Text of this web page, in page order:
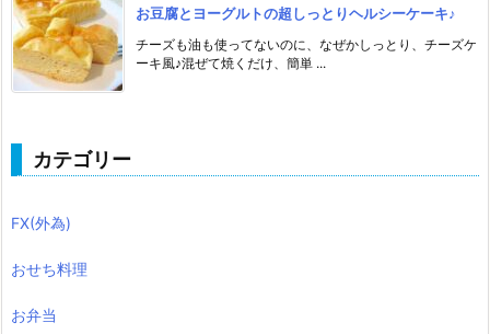
お豆腐とヨーグルトの超しっとりヘルシーケーキ♪
チーズも油も使ってないのに、なぜかしっとり、チーズケ
ーキ風♪混ぜて焼くだけ、簡単 ...
カテゴリー
FX(外為)
おせち料理
お弁当